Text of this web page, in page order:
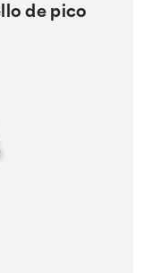
de pico